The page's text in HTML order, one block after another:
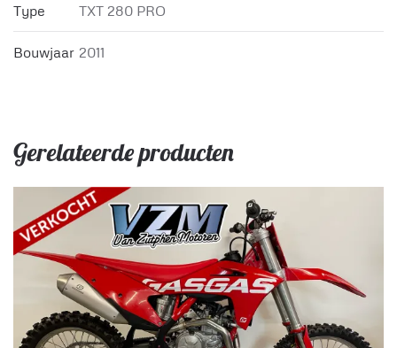
Type TXT 280 PRO
Bouwjaar 2011
Gerelateerde producten